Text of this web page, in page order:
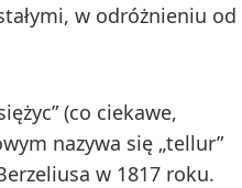
w odróżnieniu od
(co ciekawe,
nazywa się „tellur”
w 1817 roku.